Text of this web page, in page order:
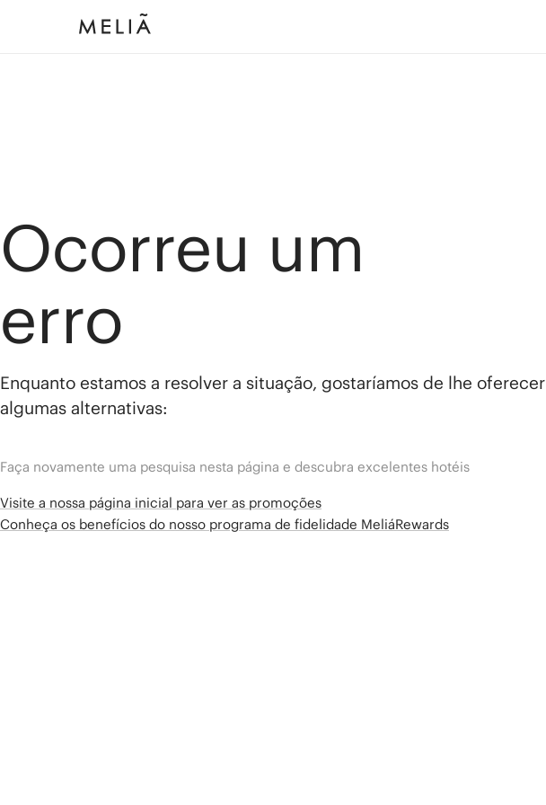
Ocorreu um
erro
Enquanto estamos a resolver a situação, gostaríamos de lhe oferecer
algumas alternativas:
Faça novamente uma pesquisa nesta página e descubra excelentes hotéis
Visite a nossa página inicial para ver as promoções
Conheça os benefícios do nosso programa de fidelidade MeliáRewards